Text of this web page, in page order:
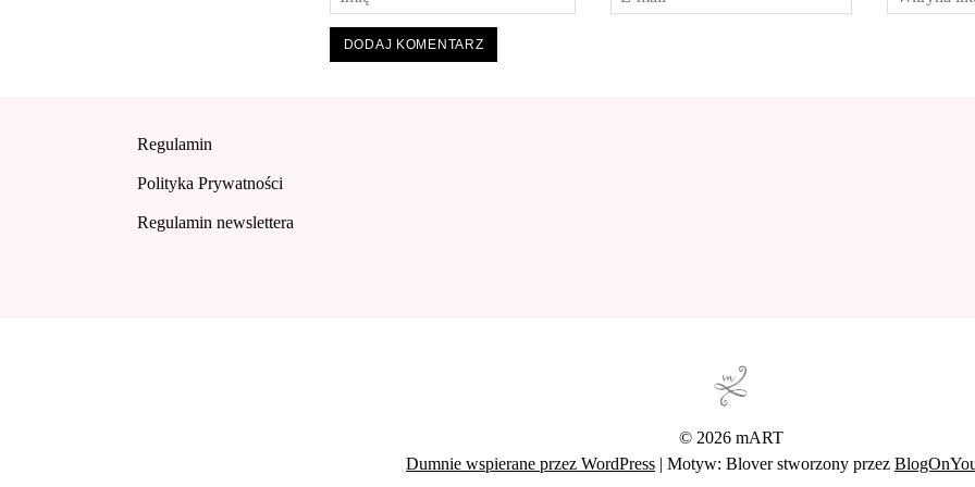
Regulamin
Polityka Prywatności
Regulamin newslettera
© 2026 mART
Dumnie wspierane przez WordPress | Motyw: Blover stworzony przez